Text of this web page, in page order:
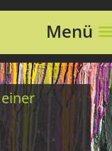
Menü